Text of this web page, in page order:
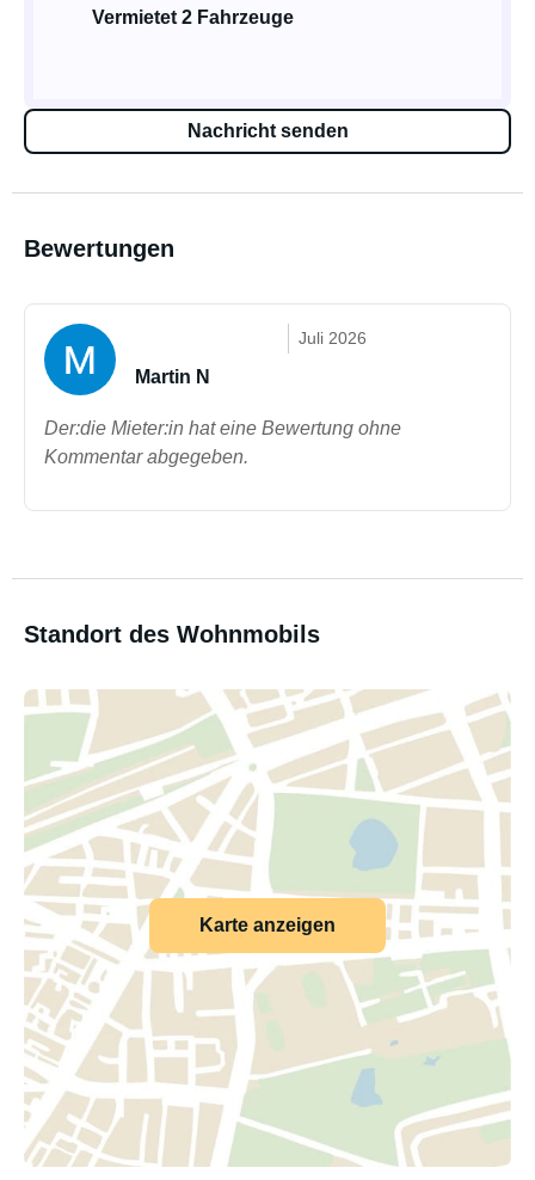
Vermietet 2 Fahrzeuge
Nachricht senden
Bewertungen
Juli 2026
Martin N
Der:die Mieter:in hat eine Bewertung ohne
Kommentar abgegeben.
Standort des Wohnmobils
Karte anzeigen